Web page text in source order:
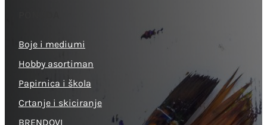
Boje i mediumi
Hobby asortiman
Papirnica i škola
Crtanje i skiciranje
BRENDOVI